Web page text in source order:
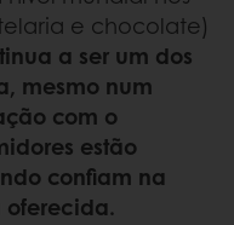
e chocolate)
a ser um dos
mesmo num
com o
estão
confiam na